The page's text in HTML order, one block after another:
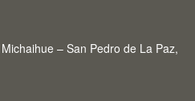
– San Pedro de La Paz,